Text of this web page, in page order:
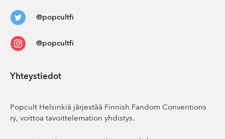
@popcultfi
@popcultfi
Yhteystiedot
Popcult Helsinkiä järjestää Finnish Fandom Conventions
ry, voittoa tavoittelemation yhdistys.